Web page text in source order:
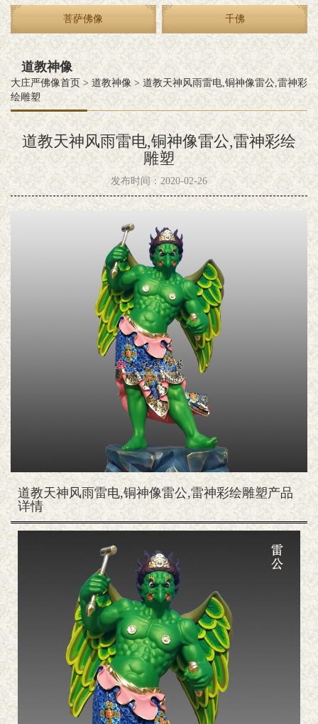
菩萨佛像 千佛
道教神像
大庄严佛像首页 > 道教神像 > 道教天神风雨雷电,铜神像雷公,雷神彩
绘雕塑
道教天神风雨雷电,铜神像雷公,雷神彩绘
雕塑
发布时间：2020-02-26
道教天神风雨雷电,铜神像雷公,雷神彩绘雕塑产品
详情